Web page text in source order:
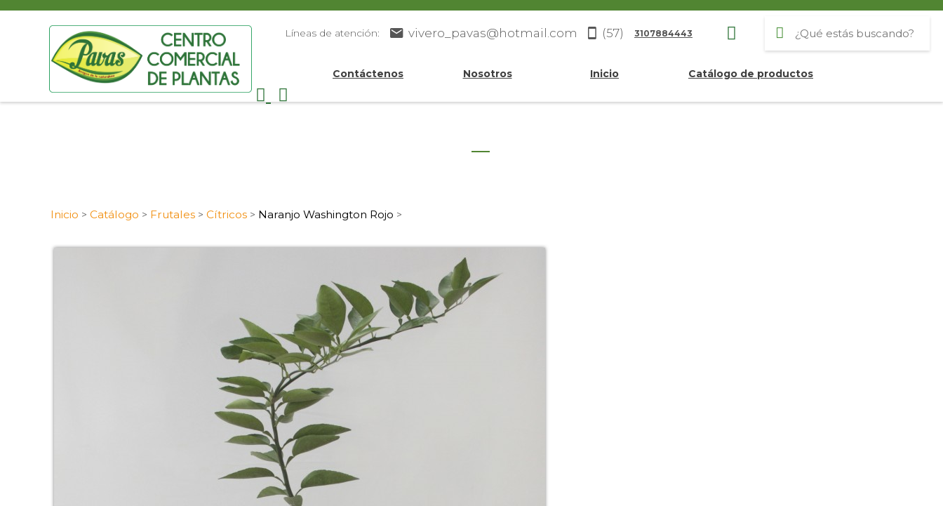
Líneas de atención: vivero_pavas@hotmail.com (57) 3107884443
Contáctenos Nosotros Inicio Catálogo de productos
Inicio > Catálogo > Frutales > Cítricos > Naranjo Washington Rojo >